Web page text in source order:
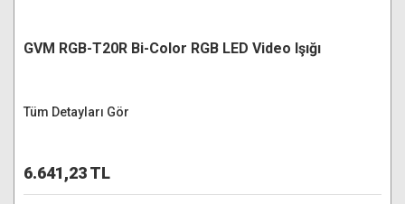
GVM RGB-T20R Bi-Color RGB LED Video Işığı
Tüm Detayları Gör
6.641,23 TL